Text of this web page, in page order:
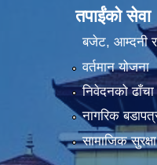
तपाईंको सेवा
बजेट, आम्दनी
वर्तमान योजना
निवेदनको ढाँचा
नागरिक
सामाजिक सुरक्षा